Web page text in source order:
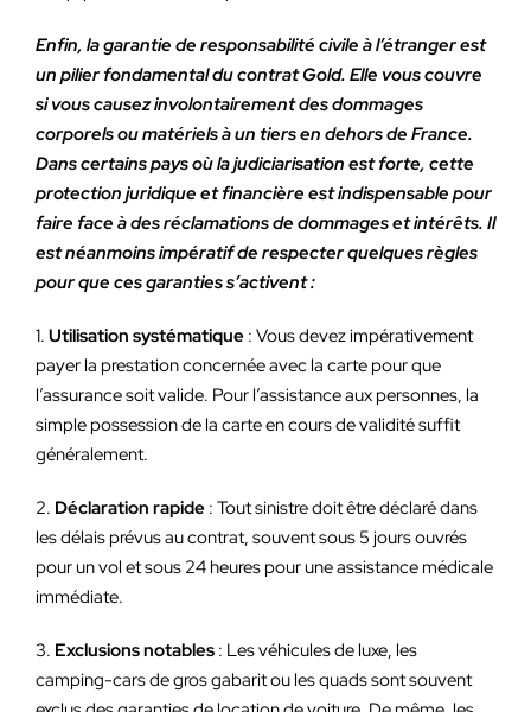
Enfin, la garantie de responsabilité civile à l’étranger est
un pilier fondamental du contrat Gold. Elle vous couvre
si vous causez involontairement des dommages
corporels ou matériels à un tiers en dehors de France.
Dans certains pays où la judiciarisation est forte, cette
protection juridique et financière est indispensable pour
faire face à des réclamations de dommages et intérêts. Il
est néanmoins impératif de respecter quelques règles
pour que ces garanties s’activent :
1. Utilisation systématique : Vous devez impérativement
payer la prestation concernée avec la carte pour que
l’assurance soit valide. Pour l’assistance aux personnes, la
simple possession de la carte en cours de validité suffit
généralement.
2. Déclaration rapide : Tout sinistre doit être déclaré dans
les délais prévus au contrat, souvent sous 5 jours ouvrés
pour un vol et sous 24 heures pour une assistance médicale
immédiate.
3. Exclusions notables : Les véhicules de luxe, les
camping-cars de gros gabarit ou les quads sont souvent